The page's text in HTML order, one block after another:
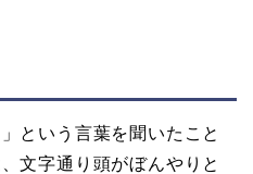
という言葉を聞いたこと
文字通り頭がぼんやりと